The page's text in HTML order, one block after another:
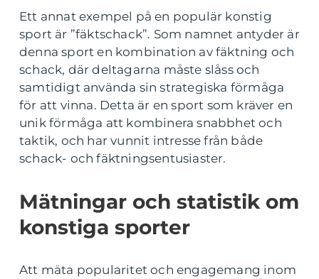
Ett annat exempel på en populär konstig
sport är ”fäktschack”. Som namnet antyder är
denna sport en kombination av fäktning och
schack, där deltagarna måste slåss och
samtidigt använda sin strategiska förmåga
för att vinna. Detta är en sport som kräver en
unik förmåga att kombinera snabbhet och
taktik, och har vunnit intresse från både
schack- och fäktningsentusiaster.
Mätningar och statistik om
konstiga sporter
Att mäta popularitet och engagemang inom